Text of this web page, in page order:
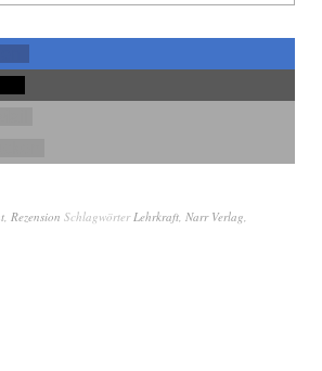
, Rezension SchlagwörterLehrkraft, Narr Verlag,